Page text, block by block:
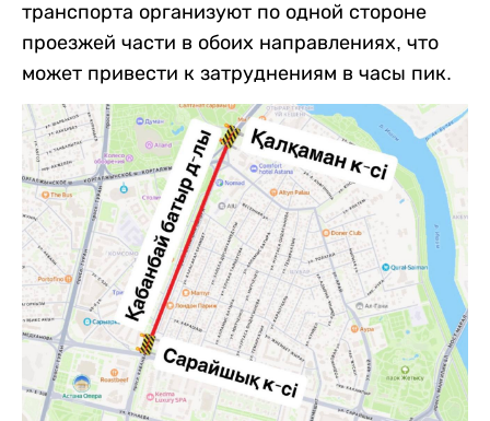
транспорта организуют по одной стороне
проезжей части в обоих направлениях, что
может привести к затруднениям в часы пик.